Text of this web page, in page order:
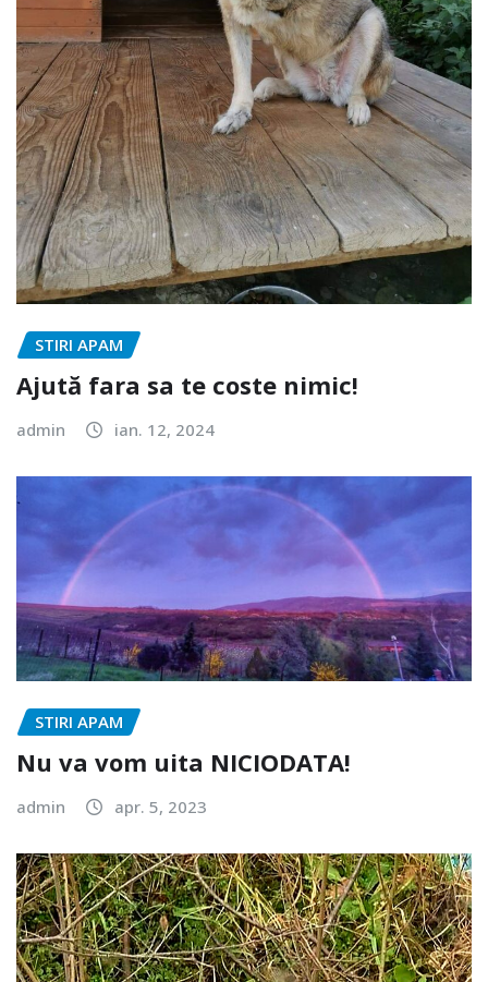
STIRI APAM
Ajută fara sa te coste nimic!
admin ian. 12, 2024
STIRI APAM
Nu va vom uita NICIODATA!
admin apr. 5, 2023